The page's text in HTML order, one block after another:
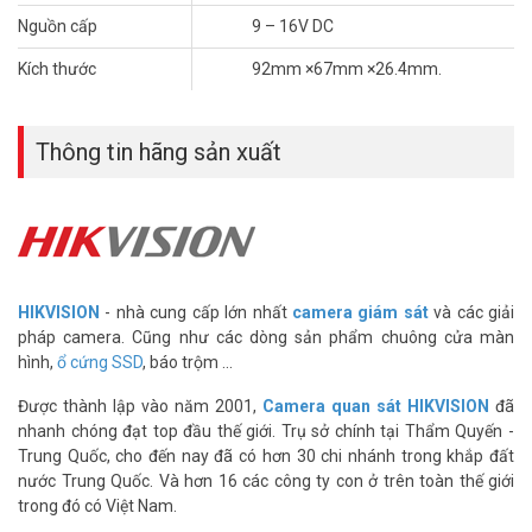
Tại sao nên chọn cảm biến kính vỡ HIKVISION
DS-PD1-BG9?
hiệu quả mà còn dễ dàng sử dụng. Cảm biến kính vỡ HIKVISION DS-
PD1-BG9 là lựa chọn lý tưởng, giúp bảo vệ an toàn cho ngôi nhà và
Đừng để những rủi ro không mong muốn xảy ra! Hãy trang bị cho
hôm nay để bảo vệ tài sản và gia đình một cách hiệu quả nhất. Sự
an toàn của bạn và những người thân yêu là một khoản đầu tư
xứng đáng.
Thông tin sản phẩm cảm biến kính vỡ
HIKVISION DS-PD1-BG9
– Đèn LED chỉ thị 2 màu
– Tùy chọn độ nhạy cao / thấp
– Chống nhiễu điện từ
Nguồn cấp 9 – 16V DC
Kích thước 92mm ×67mm ×26.4mm.
Thông tin hãng sản xuất
HIKVISION - nhà cung cấp lớn nhất camera giám sátvà các giải
pháp camera. Cũng như các dòng sản phẩm chuông cửa màn
hình, ổ cứng SSD, báo trộm ...
Được thành lập vào năm 2001, Camera quan sát HIKVISION đã
nhanh chóng đạt top đầu thế giới. Trụ sở chính tại Thẩm Quyến -
Trung Quốc, cho đến nay đã có hơn 30 chi nhánh trong khắp đất
nước Trung Quốc. Và hơn 16 các công ty con ở trên toàn thế giới
trong đó có Việt Nam.